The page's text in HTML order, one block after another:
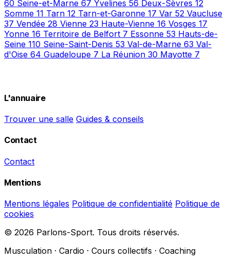
60 Seine-et-Marne 67 Yvelines 56 Deux-Sèvres 12
Somme 11 Tarn 12 Tarn-et-Garonne 17 Var 52 Vaucluse
37 Vendée 28 Vienne 23 Haute-Vienne 16 Vosges 17
Yonne 16 Territoire de Belfort 7 Essonne 53 Hauts-de-
Seine 110 Seine-Saint-Denis 53 Val-de-Marne 63 Val-
d'Oise 64 Guadeloupe 7 La Réunion 30 Mayotte 7
L'annuaire
Trouver une salle Guides & conseils
Contact
Contact
Mentions
Mentions légales Politique de confidentialité Politique de
cookies
© 2026 Parlons-Sport. Tous droits réservés.
Musculation · Cardio · Cours collectifs · Coaching